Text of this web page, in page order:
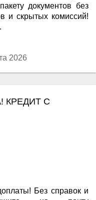
документов без
и скрытых комиссий!
2026
КРЕДИТ С
Без справок и